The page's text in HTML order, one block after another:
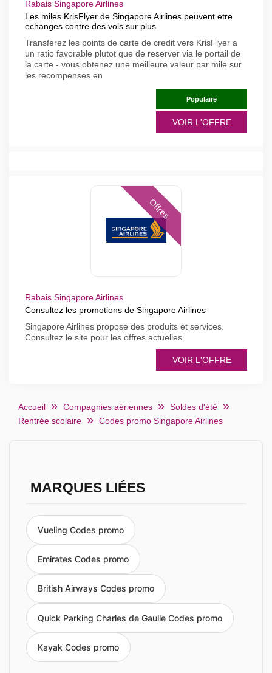
Rabais Singapore Airlines
Les miles KrisFlyer de Singapore Airlines peuvent etre
echanges contre des vols sur plus
Transferez les points de carte de credit vers KrisFlyer a
un ratio favorable plutot que de reserver via le portail de
la carte - vous obtenez une meilleure valeur par mile sur
les recompenses en
Populaire
VOIR L'OFFRE
Offres
Rabais Singapore Airlines
Consultez les promotions de Singapore Airlines
Singapore Airlines propose des produits et services.
Consultez le site pour les offres actuelles
VOIR L'OFFRE
Accueil Compagnies aériennes
Soldes d'été
Rentrée scolaire
Codes promo Singapore Airlines
MARQUES LIÉES
Vueling Codes promo
Emirates Codes promo
British Airways Codes promo
Quick Parking Charles de Gaulle Codes promo
Kayak Codes promo